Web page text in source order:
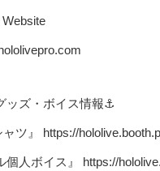
ズ・ボイス情報⚓
ツ』 https://
個人ボイス』 https://